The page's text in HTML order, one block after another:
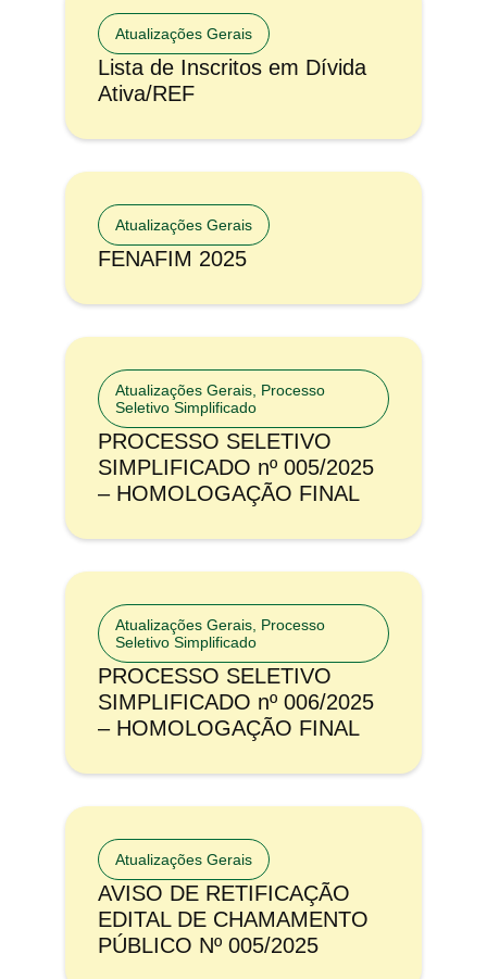
Atualizações Gerais
Lista de Inscritos em Dívida
Ativa/REF
Atualizações Gerais
FENAFIM 2025
Atualizações Gerais Processo
Seletivo Simplificado
PROCESSO SELETIVO
SIMPLIFICADO nº 005/2025
– HOMOLOGAÇÃO FINAL
Atualizações Gerais Processo
Seletivo Simplificado
PROCESSO SELETIVO
SIMPLIFICADO nº 006/2025
– HOMOLOGAÇÃO FINAL
Atualizações Gerais
AVISO DE RETIFICAÇÃO
EDITAL DE CHAMAMENTO
PÚBLICO Nº 005/2025